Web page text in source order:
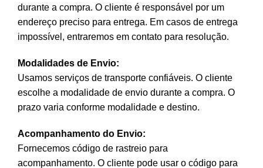
durante a compra. O cliente é responsável por um
endereço preciso para entrega. Em casos de entrega
impossível, entraremos em contato para resolução.
Modalidades de Envio:
Usamos serviços de transporte confiáveis. O cliente
escolhe a modalidade de envio durante a compra. O
prazo varia conforme modalidade e destino.
Acompanhamento do Envio:
Fornecemos código de rastreio para
acompanhamento. O cliente pode usar o código para